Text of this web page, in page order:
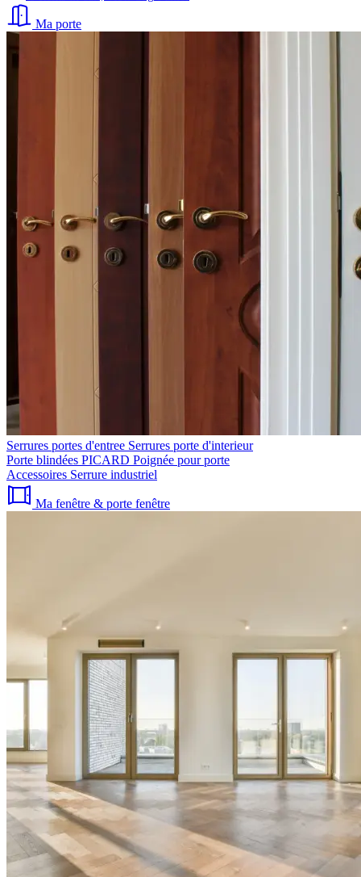
Ma porte
Serrures portes d'entree Serrures porte d'interieur
Porte blindées PICARD Poignée pour porte
Accessoires Serrure industriel
Ma fenêtre & porte fenêtre